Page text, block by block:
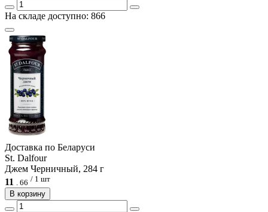
На складе доступно: 866
Доcтавка по Беларуси
St. Dalfour
Джем Черничный, 284 г
11 . 66 / 1 шт
В корзину